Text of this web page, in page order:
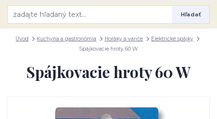
Hľadať
Úvod Kuchyňa a gastronómia Horáky a variče
Elektrické spájky
Spájkovacie hroty 60 W
Spájkovacie hroty 60 W